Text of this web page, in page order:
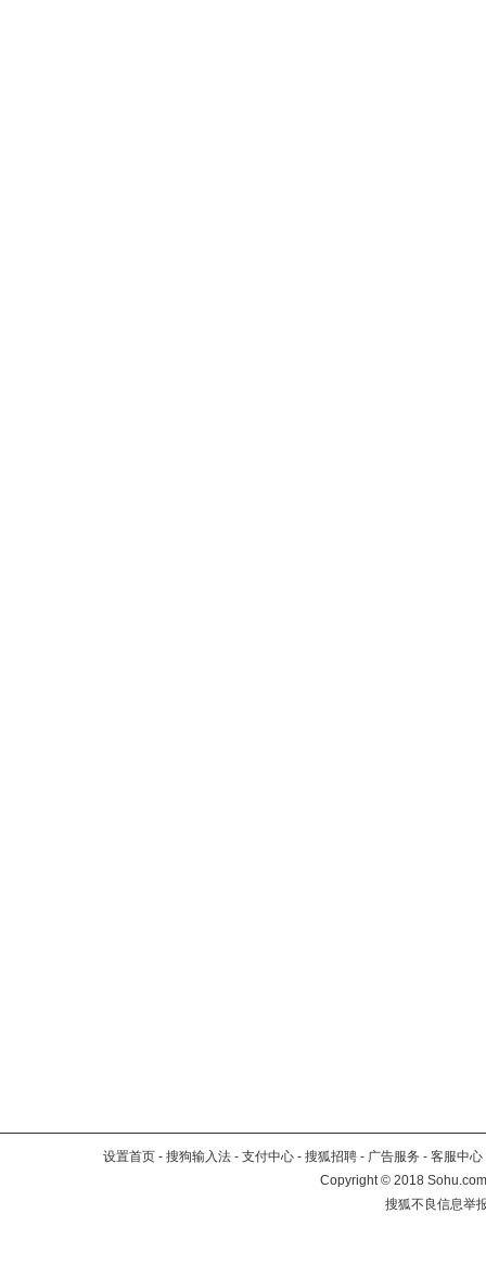
设置首页 - 搜狗输入法 - 支付中心 - 搜狐招聘 - 广告服务 - 客服中心
Copyright©2018
搜狐不良信息举